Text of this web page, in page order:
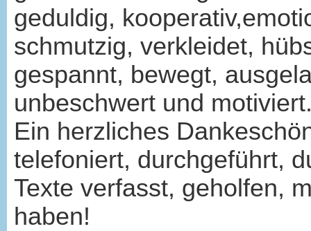
geduldig,
schmutzig, verkleidet,
gespannt, bewegt,
unbeschwert und
Ein herzliches
telefoniert, durchgeführt,
Texte verfasst, geholfen,
haben!